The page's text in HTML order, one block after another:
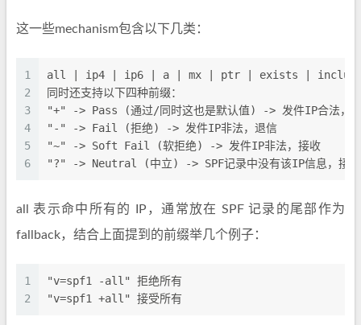
这一些mechanism包含以下几类：
1
2
3
4
5
6
all | ip4 | ip6 | a | mx | ptr | exists |
同时还支持以下四种前缀：
"+" -> Pass (通过/同时这也是默认值) -> 发件IP合法，
"-" -> Fail (拒绝) -> 发件IP非法，退信
"~" -> Soft Fail (软拒绝) -> 发件IP非法，接收
"?" -> Neutral (中立) -> SPF记录中没有该IP信息，接收
all 表示命中所有的 IP，通常放在 SPF 记录的尾部作为
fallback，结合上面提到的前缀举几个例子：
1
2
"v=spf1 -all" 拒绝所有
"v=spf1 +all" 接受所有